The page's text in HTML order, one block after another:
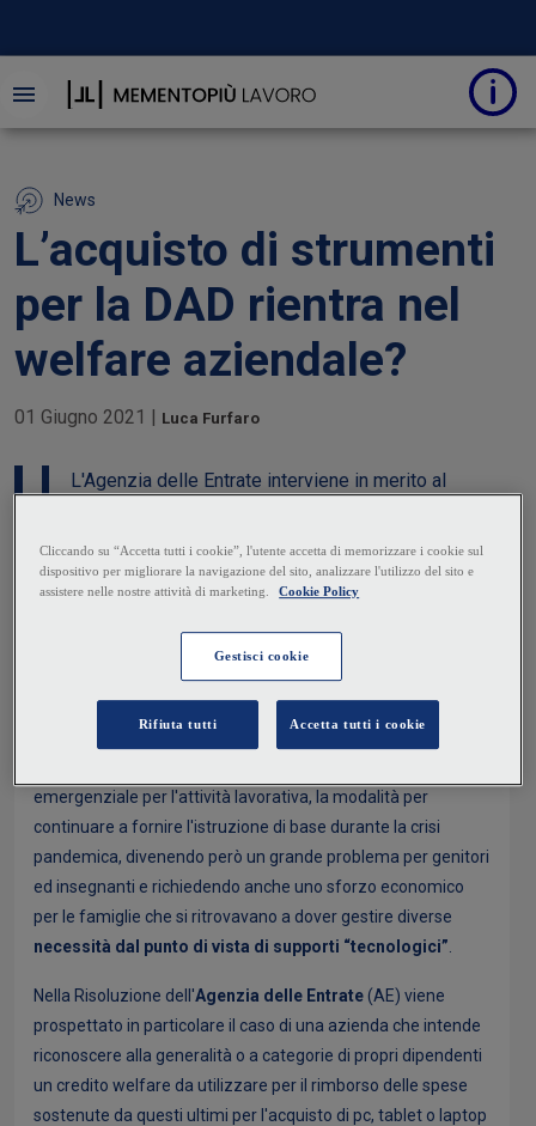
News
L’acquisto di strumenti
per la DAD rientra nel
welfare aziendale?
01 Giugno 2021 | Luca Furfaro
L'Agenzia delle Entrate interviene in merito al
distanza come forme di welfare aziendale (Ris. AE
27 maggio 2021 n. 37).
CORRELAZIONI
emergenziale per l'attività lavorativa, la modalità per
continuare a fornire l'istruzione di base durante la crisi
pandemica, divenendo però un grande problema per genitori
ed insegnanti e richiedendo anche uno sforzo economico
per le famiglie che si ritrovavano a dover gestire diverse
necessità dal punto di vista di supporti “tecnologici”
Nella Risoluzione dell'Agenzia delle Entrate(AE) viene
prospettato in particolare il caso di una azienda che intende
riconoscere alla generalità o a categorie di propri dipendenti
un credito welfare da utilizzare per il rimborso delle spese
sostenute da questi ultimi per l'acquisto di pc, tablet o laptop